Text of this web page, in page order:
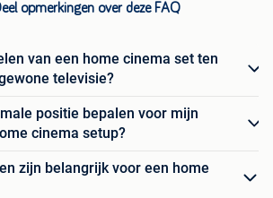
opmerkingen over deze FAQ
van een home cinema set ten
televisie?
positie bepalen voor mijn
cinema setup?
zijn belangrijk voor een home